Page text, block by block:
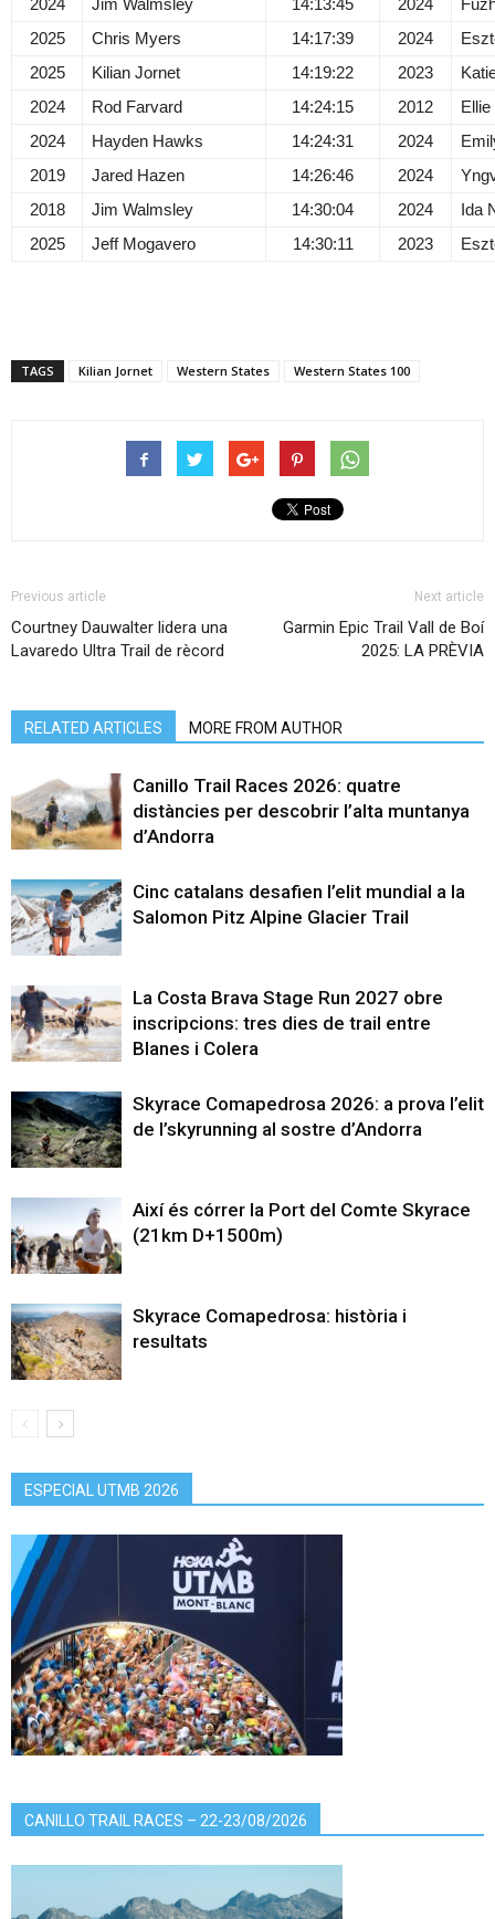
2024 Jim Walmsley 14:13:45 2024
2025
Chris Myers 14:17:39 2024
2025
Kilian Jornet 14:19:22 2023
2024
Rod Farvard 14:24:15 2012
2024
Hayden Hawks 14:24:31 2024
2019
Jared Hazen 14:26:46 2024
2018
Jim Walmsley 14:30:04 2024
Ida
2025
Jeff Mogavero 14:30:11 2023
TAGS Kilian Jornet Western States Western States 100
Previous article
Courtney Dauwalter lidera una
Lavaredo Ultra Trail de rècord
Next article
Garmin Epic Trail Vall de Boí
2025: LA PRÈVIA
RELATED ARTICLES MORE FROM AUTHOR
Canillo Trail Races 2026: quatre
distàncies per descobrir l’alta muntanya
d’Andorra
Cinc catalans desafien l’elit mundial a la
Salomon Pitz Alpine Glacier Trail
La Costa Brava Stage Run 2027 obre
inscripcions: tres dies de trail entre
Blanes i Colera
Skyrace Comapedrosa 2026: a prova l’elit
de l’skyrunning al sostre d’Andorra
Així és córrer la Port del Comte Skyrace
(21km D+1500m)
Skyrace Comapedrosa: història i
resultats
ESPECIAL UTMB 2026
CANILLO TRAIL RACES – 22-23/08/2026